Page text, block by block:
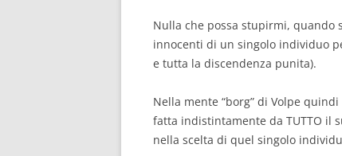
Nulla che possa stupirmi, quando
innocenti di un singolo individuo
e tutta la discendenza punita).
Nella mente “borg” di Volpe
fatta indistintamente da TUTTO il
nella scelta di quel singolo